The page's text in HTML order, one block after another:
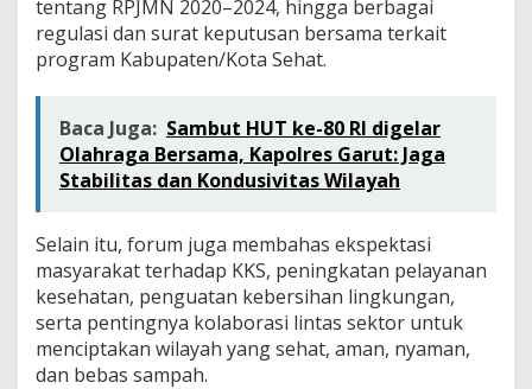
tentang RPJMN 2020–2024, hingga berbagai
regulasi dan surat keputusan bersama terkait
program Kabupaten/Kota Sehat.
Baca Juga: Sambut HUT ke-80 RI digelar
Olahraga Bersama, Kapolres Garut: Jaga
Stabilitas dan Kondusivitas Wilayah
Selain itu, forum juga membahas ekspektasi
masyarakat terhadap KKS, peningkatan pelayanan
kesehatan, penguatan kebersihan lingkungan,
serta pentingnya kolaborasi lintas sektor untuk
menciptakan wilayah yang sehat, aman, nyaman,
dan bebas sampah.